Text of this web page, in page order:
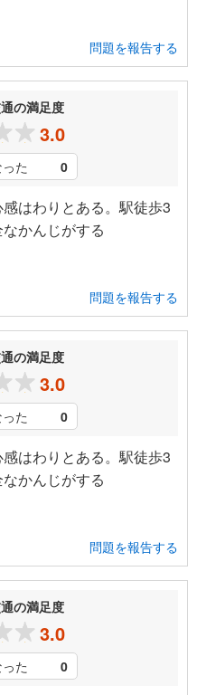
問題を報告する
の満足度
3.0
た 0
はわりとある。駅徒歩3
かんじがする
問題を報告する
の満足度
3.0
た 0
はわりとある。駅徒歩3
かんじがする
問題を報告する
の満足度
3.0
た 0